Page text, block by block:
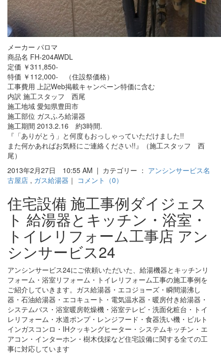
メーカー パロマ
商品名 FH-204AWDL
定価 ￥311,850-
特価 ￥112,000- （住設祭価格）
工事費用 上記Web掲載キャンペーン特価に含む
内訳 施工スタッフ 西尾
施工地域 愛知県豊田市
施工部位 ガスふろ給湯器
施工期間 2013.2.16 約3時間.
『「ありがとう」と何度もおっしゃっていただけました!!
また何かあればお気軽にご連絡ください!!』（施工スタッフ 西
尾）
2013年2月27日 10:55 AM | カテゴリー ： アンシンサービス名
古屋店 , ガス給湯器 ｜ コメント（0）
住宅設備 施工事例ダイジェス
ト 給湯器とキッチン・浴室・
トイレリフォーム工事店 アン
シンサービス24
アンシンサービス24にご依頼いただいた、給湯機器とキッチンリ
フォーム・浴室リフォーム・トイレリフォーム工事の施工事例を
ご紹介していきます。ガス給湯器・エコジョーズ・瞬間湯沸し
器・石油給湯器・エコキュート・電気温水器・暖房付き給湯器・
システムバス・浴室暖房乾燥機・浴室テレビ・洗面化粧台・トイ
レリフォーム・水道ポンプ・レンジフード・食器洗い機・ビルト
インガスコンロ・IHクッキングヒーター・システムキッチン・エ
アコン・インターホン・樹木伐採など住宅設備に関する全ての工
事に対応しています